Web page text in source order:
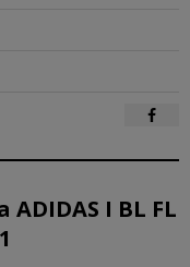
I BL FL